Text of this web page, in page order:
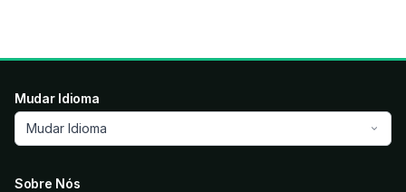
Mudar Idioma
Mudar Idioma
Sobre Nós